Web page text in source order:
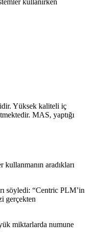
Yüksek kaliteli iç
MAS, yaptığı
aradıkları
söyledi: “Centric PLM’in
gerçekten
miktarlarda numune